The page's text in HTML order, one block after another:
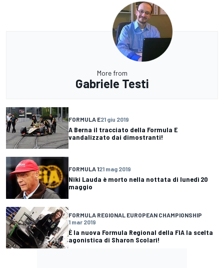
More from
Gabriele Testi
FORMULA E21 giu 2019
A Berna il tracciato della Formula E
vandalizzato dai dimostranti!
FORMULA 121 mag 2019
Niki Lauda è morto nella nottata di lunedì 20
maggio
FORMULA REGIONAL EUROPEAN CHAMPIONSHIP
1 mar 2019
È la nuova Formula Regional della FIA la scelta
agonistica di Sharon Scolari!